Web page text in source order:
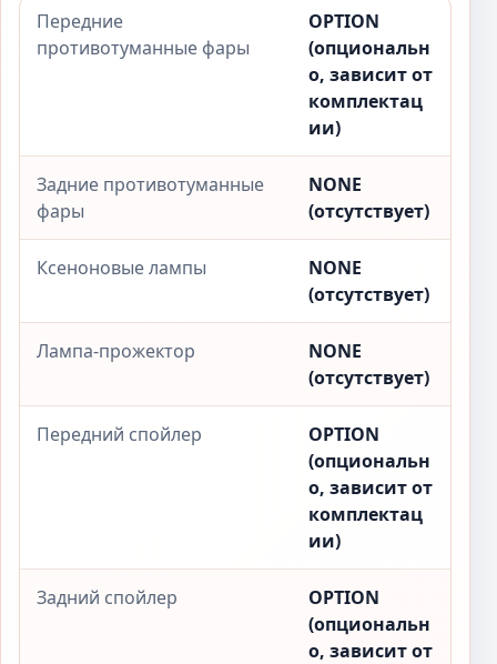
Передние
противотуманные фары
OPTION
(опциональн
о, зависит от
комплектац
ии)
Задние противотуманные
фары
NONE
(отсутствует)
Ксеноновые лампы
NONE
(отсутствует)
Лампа-прожектор
NONE
(отсутствует)
Передний спойлер
OPTION
(опциональн
о, зависит от
комплектац
ии)
Задний спойлер
OPTION
(опциональн
о, зависит от